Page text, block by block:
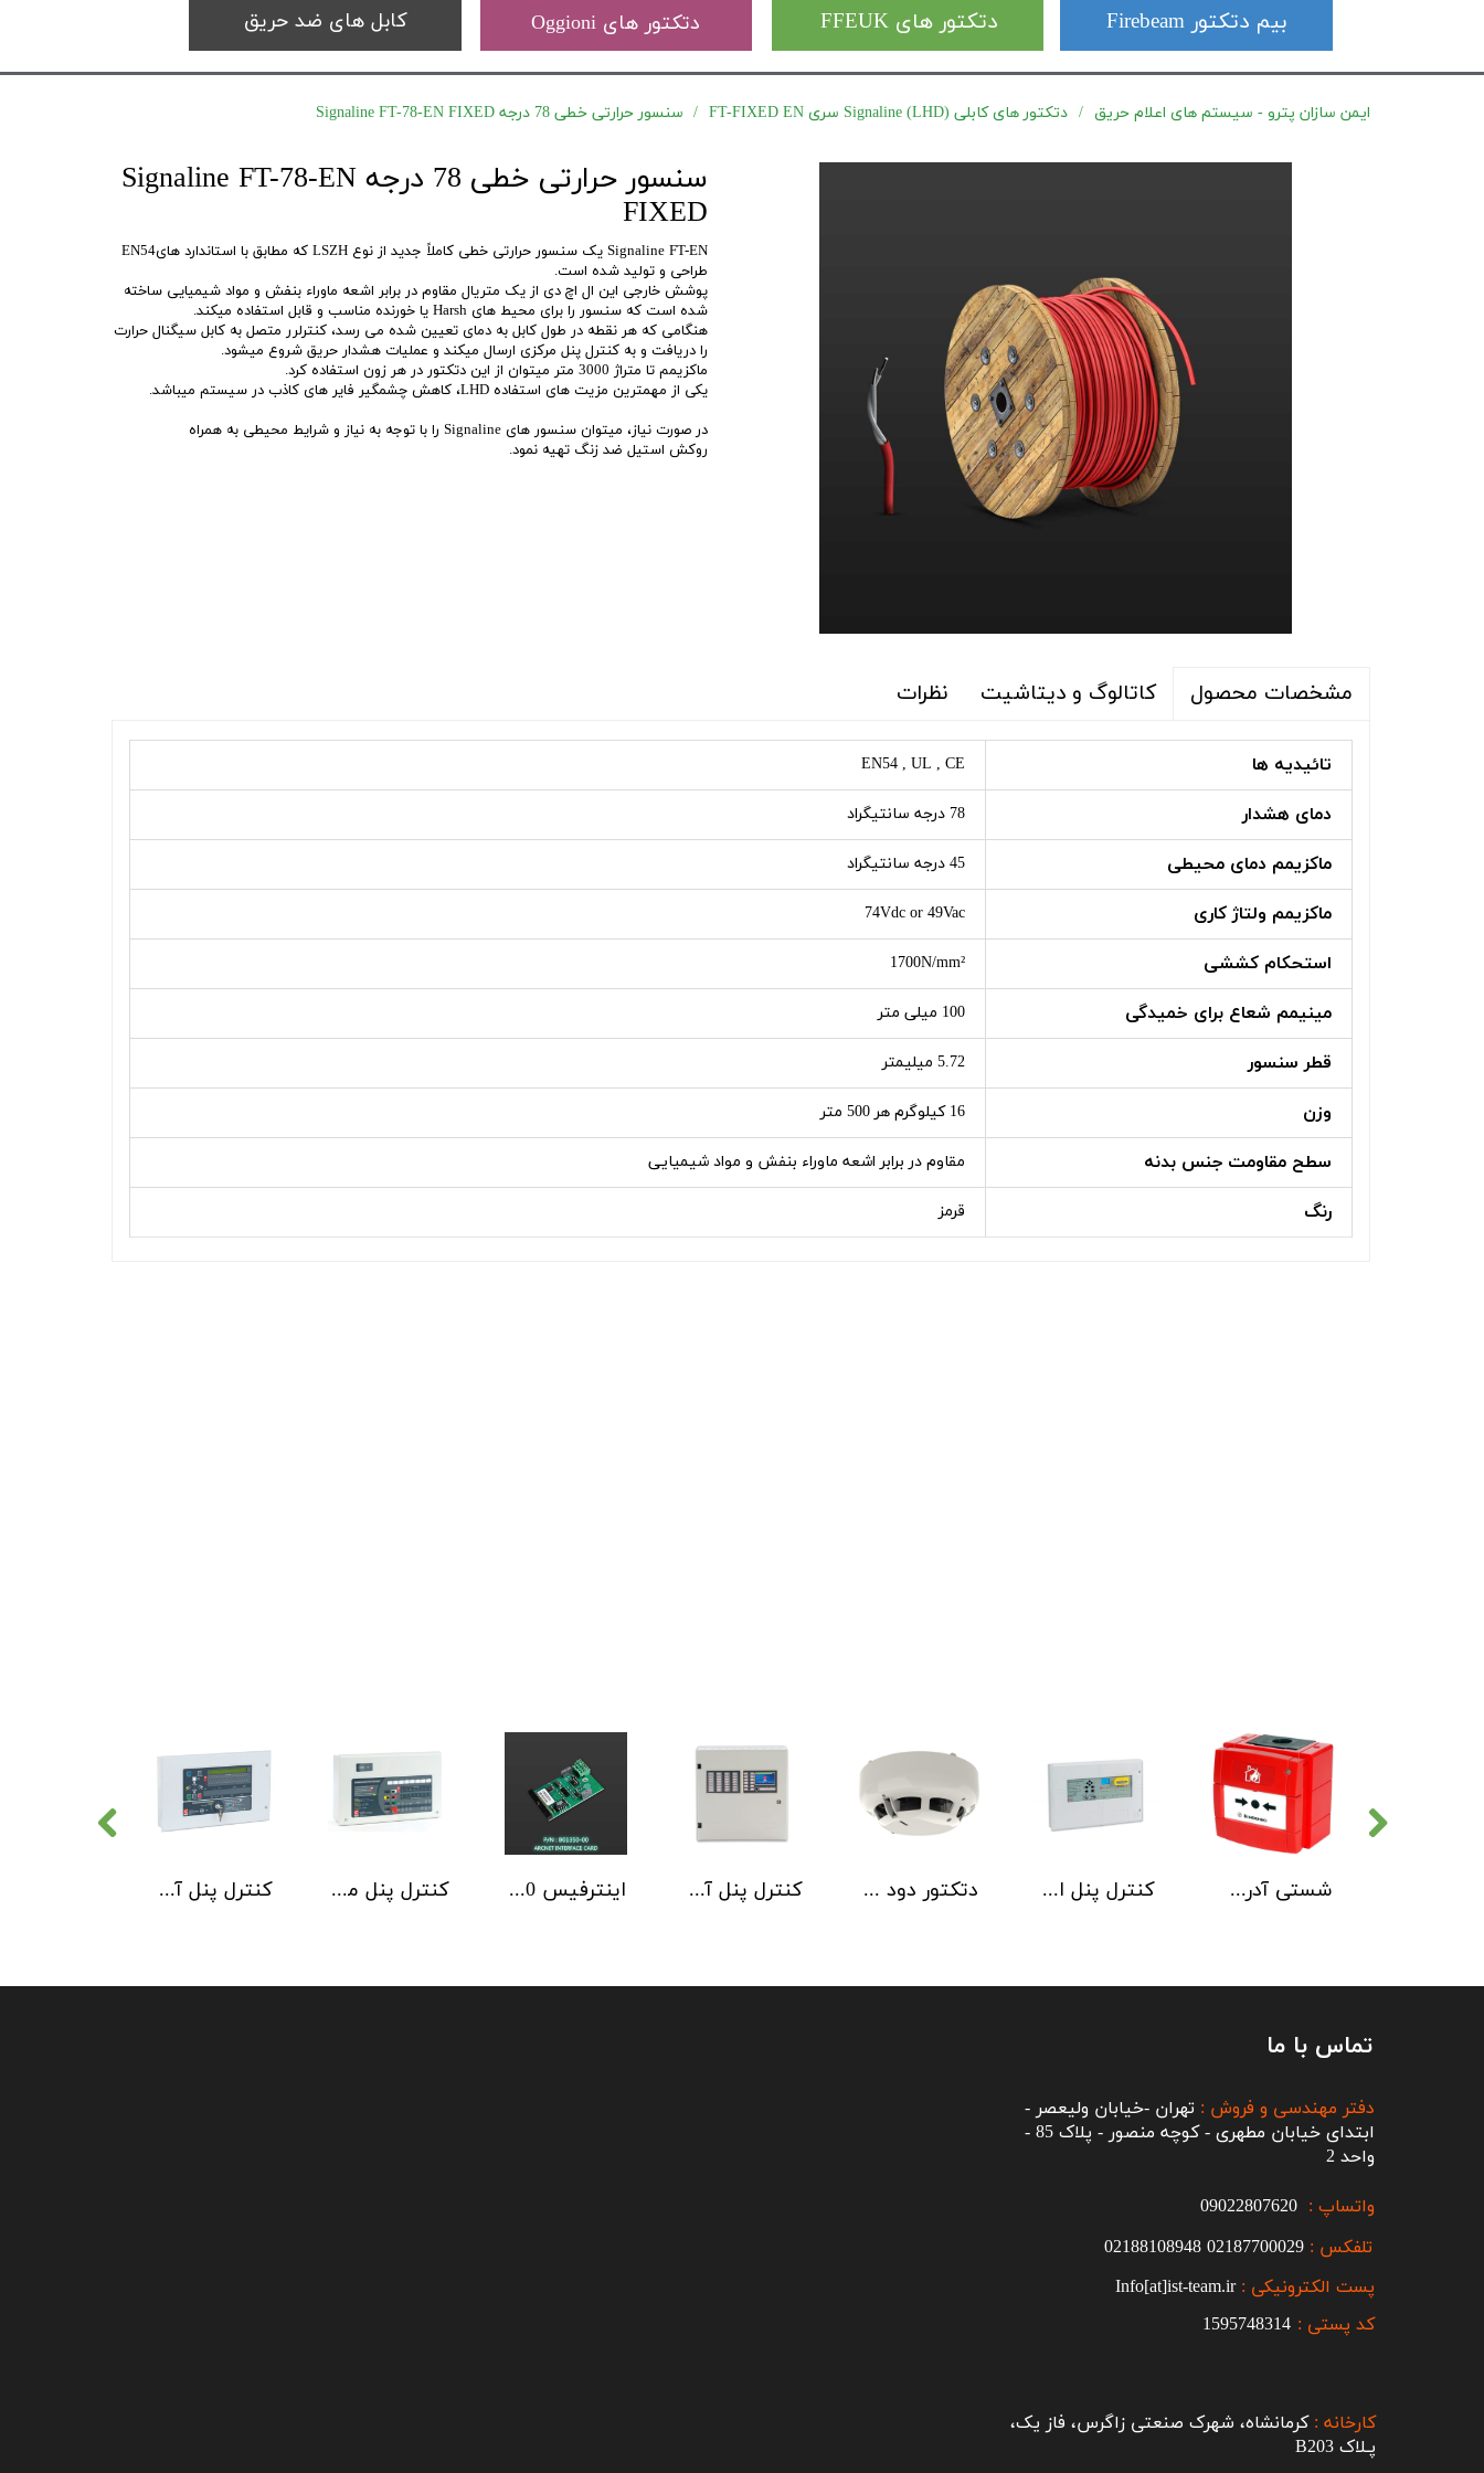
کابل های ضد حریق دتکتور های Oggioni دتکتور های FFEUK بیم دتکتور Firebeam
ایمن سازان پترو - سیستم های اعلام حریق دتکتور های کابلی Signaline (LHD) سری FT-FIXED EN سنسور حرارتی خطی 78 درجه Signaline FT-78-EN FIXED
سنسور حرارتی خطی 78 درجه Signaline FT-78-EN
FIXED
Signaline FT-EN یک سنسور حرارتی خطی کاملاً جدید از نوع LSZH که مطابق با استاندارد هایEN54
طراحی و تولید شده است.
پوشش خارجی این ال اچ دی از یک متریال مقاوم در برابر اشعه ماوراء بنفش و مواد شیمیایی ساخته
شده است که سنسور را برای محیط های Harsh یا خورنده مناسب و قابل استفاده میکند.
هنگامی که هر نقطه در طول کابل به دمای تعیین شده می رسد، کنترلرر متصل به کابل سیگنال حرارت
را دریافت و به کنترل پنل مرکزی ارسال میکند و عملیات هشدار حریق شروع میشود.
ماکزیمم تا متراژ 3000 متر میتوان از این دتکتور در هر زون استفاده کرد.
یکی از مهمترین مزیت های استفاده LHD، کاهش چشمگیر فایر های کاذب در سیستم میباشد.
در صورت نیاز، میتوان سنسور های Signaline را با توجه به نیاز و شرایط محیطی به همراه
روکش استیل ضد زنگ تهیه نمود.
مشخصات محصول کاتالوگ و دیتاشیت نظرات
تائیدیه ها EN54 , UL , CE
دمای هشدار 78 درجه سانتیگراد
ماکزیمم دمای محیطی 45 درجه سانتیگراد
ماکزیمم ولتاژ کاری 74Vdc or 49Vac
استحکام کششی 1700N/mm²
مینیمم شعاع برای خمیدگی 100 میلی متر
قطر سنسور 5.72 میلیمتر
وزن 16 کیلوگرم هر 500 متر
سطح مقاومت جنس بدنه مقاوم در برابر اشعه ماوراء بنفش و مواد شیمیایی
رنگ قرمز
کنترل پنل آدرس پذیر C-TEC سری XFP دو لوپ 32 زون کنترل پنل متعارف C-TEC سری CFP 8 Zone اینترفیس NSC | ArcNET B01350-00 کنترل پنل آدرس پذیر C-TEC سری ZFP یک تا 4 لوپ کابینت استاندارد دتکتور دود آدرس پذیر هوچیکی Hochiki مدل ALN-EN SCI کنترل پنل اطفاء حریق C-TEC EP203 شستی آدرس پذیر ضد آب هوچیکی Hochiki مدل HCP-W SCI
تماس با ما
تلفکس : 02187700029
02188108948
پست الکترونیکی :Info[at]ist-team.ir
واتساپ :
دفتر مهندسی و فروش : تهران -خیابان ولیعصر -
ابتدای خیابان مطهری - کوچه منصور - پلاک 85 -
واحد 2
کارخانه : کرمانشاه، شهرک صنعتی زاگرس، فاز یک،
پـلاک B203​​​​​​​
کد پستی : 1595748314